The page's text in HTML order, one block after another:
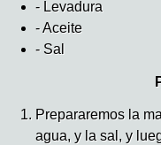
- Levadura
- Aceite
- Sal
Prepararemos la
agua, y la sal, y